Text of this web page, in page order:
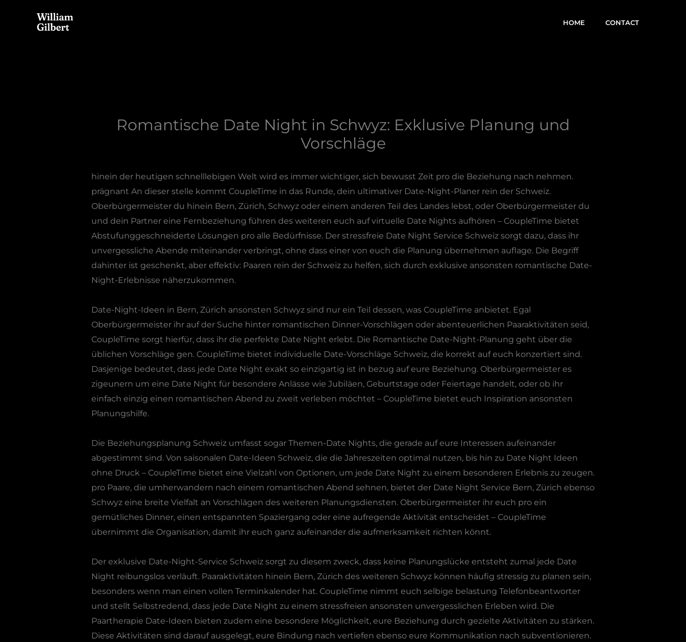
HOME CONTACT
Romantische Date Night in Schwyz: Exklusive Planung und
Vorschläge
hinein der heutigen schnelllebigen Welt wird es immer wichtiger, sich bewusst Zeit pro die Beziehung nach nehmen.
prägnant An dieser stelle kommt CoupleTime in das Runde, dein ultimativer Date-Night-Planer rein der Schweiz.
Oberbürgermeister du hinein Bern, Zürich, Schwyz oder einem anderen Teil des Landes lebst, oder Oberbürgermeister du
und dein Partner eine Fernbeziehung führen des weiteren euch auf virtuelle Date Nights aufhören – CoupleTime bietet
Abstufunggeschneiderte Lösungen pro alle Bedürfnisse. Der stressfreie Date Night Service Schweiz sorgt dazu, dass ihr
unvergessliche Abende miteinander verbringt, ohne dass einer von euch die Planung übernehmen auflage. Die Begriff
dahinter ist geschenkt, aber effektiv: Paaren rein der Schweiz zu helfen, sich durch exklusive ansonsten romantische Date-
Night-Erlebnisse näherzukommen.
Date-Night-Ideen in Bern, Zürich ansonsten Schwyz sind nur ein Teil dessen, was CoupleTime anbietet. Egal
Oberbürgermeister ihr auf der Suche hinter romantischen Dinner-Vorschlägen oder abenteuerlichen Paaraktivitäten seid,
CoupleTime sorgt hierfür, dass ihr die perfekte Date Night erlebt. Die Romantische Date-Night-Planung geht über die
üblichen Vorschläge gen. CoupleTime bietet individuelle Date-Vorschläge Schweiz, die korrekt auf euch konzertiert sind.
Dasjenige bedeutet, dass jede Date Night exakt so einzigartig ist in bezug auf eure Beziehung. Oberbürgermeister es
zigeunern um eine Date Night für besondere Anlässe wie Jubiläen, Geburtstage oder Feiertage handelt, oder ob ihr
einfach einzig einen romantischen Abend zu zweit verleben möchtet – CoupleTime bietet euch Inspiration ansonsten
Planungshilfe.
Die Beziehungsplanung Schweiz umfasst sogar Themen-Date Nights, die gerade auf eure Interessen aufeinander
abgestimmt sind. Von saisonalen Date-Ideen Schweiz, die die Jahreszeiten optimal nutzen, bis hin zu Date Night Ideen
ohne Druck – CoupleTime bietet eine Vielzahl von Optionen, um jede Date Night zu einem besonderen Erlebnis zu zeugen.
pro Paare, die umherwandern nach einem romantischen Abend sehnen, bietet der Date Night Service Bern, Zürich ebenso
Schwyz eine breite Vielfalt an Vorschlägen des weiteren Planungsdiensten. Oberbürgermeister ihr euch pro ein
gemütliches Dinner, einen entspannten Spaziergang oder eine aufregende Aktivität entscheidet – CoupleTime
übernimmt die Organisation, damit ihr euch ganz aufeinander die aufmerksamkeit richten könnt.
Der exklusive Date-Night-Service Schweiz sorgt zu diesem zweck, dass keine Planungslücke entsteht zumal jede Date
Night reibungslos verläuft. Paaraktivitäten hinein Bern, Zürich des weiteren Schwyz können häufig stressig zu planen sein,
besonders wenn man einen vollen Terminkalender hat. CoupleTime nimmt euch selbige belastung Telefonbeantworter
und stellt Selbstredend, dass jede Date Night zu einem stressfreien ansonsten unvergesslichen Erleben wird. Die
Paartherapie Date-Ideen bieten zudem eine besondere Möglichkeit, eure Beziehung durch gezielte Aktivitäten zu stärken.
Diese Aktivitäten sind darauf ausgelegt, eure Bindung nach vertiefen ebenso eure Kommunikation nach subventionieren.